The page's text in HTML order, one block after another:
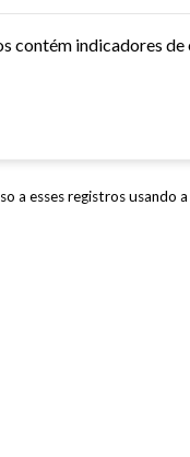
a esses registros usando a